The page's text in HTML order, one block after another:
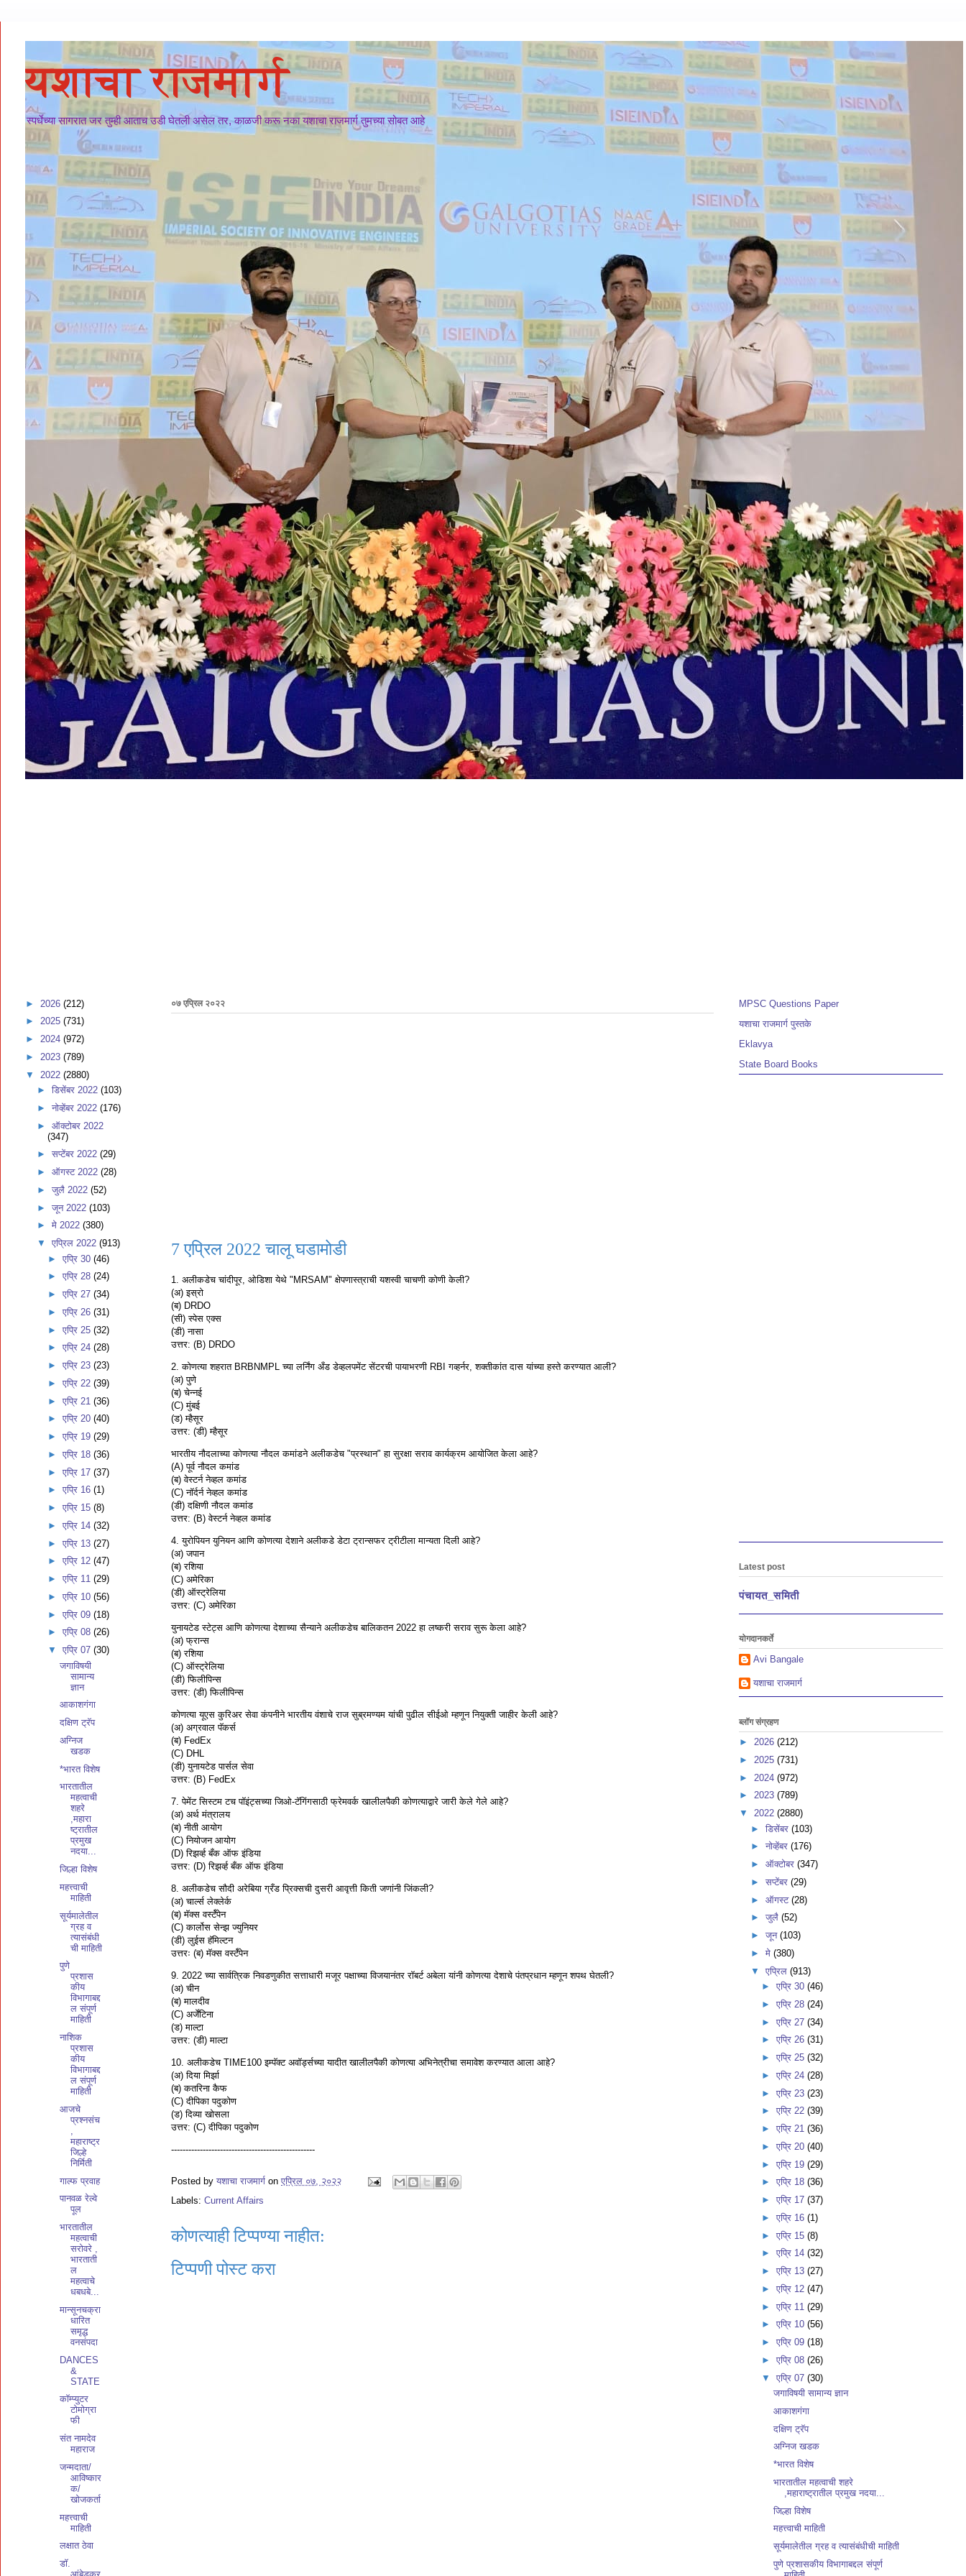
यशाचा राजमार्ग
स्पर्धेच्या सागरात जर तुम्ही आताच उडी घेतली असेल तर, काळजी करू नका यशाचा राजमार्ग तुमच्या सोबत आहे
०७ एप्रिल २०२२
7 एप्रिल 2022 चालू घडामोडी
1. अलीकडेच चांदीपूर, ओडिशा येथे "MRSAM" क्षेपणास्त्राची यशस्वी चाचणी कोणी केली?
(अ) इस्रो
(ब) DRDO
(सी) स्पेस एक्स
(डी) नासा
उत्तर: (B) DRDO
2. कोणत्या शहरात BRBNMPL च्या लर्निंग अँड डेव्हलपमेंट सेंटरची पायाभरणी RBI गव्हर्नर, शक्तीकांत दास यांच्या हस्ते करण्यात आली?
(अ) पुणे
(ब) चेन्नई
(C) मुंबई
(ड) म्हैसूर
उत्तर: (डी) म्हैसूर
भारतीय नौदलाच्या कोणत्या नौदल कमांडने अलीकडेच "प्रस्थान" हा सुरक्षा सराव कार्यक्रम आयोजित केला आहे?
(A) पूर्व नौदल कमांड
(ब) वेस्टर्न नेव्हल कमांड
(C) नॉर्दर्न नेव्हल कमांड
(डी) दक्षिणी नौदल कमांड
उत्तर: (B) वेस्टर्न नेव्हल कमांड
4. युरोपियन युनियन आणि कोणत्या देशाने अलीकडे डेटा ट्रान्सफर ट्रीटीला मान्यता दिली आहे?
(अ) जपान
(ब) रशिया
(C) अमेरिका
(डी) ऑस्ट्रेलिया
उत्तर: (C) अमेरिका
युनायटेड स्टेट्स आणि कोणत्या देशाच्या सैन्याने अलीकडेच बालिकतन 2022 हा लष्करी सराव सुरू केला आहे?
(अ) फ्रान्स
(ब) रशिया
(C) ऑस्ट्रेलिया
(डी) फिलीपिन्स
उत्तर: (डी) फिलीपिन्स
कोणत्या यूएस कुरिअर सेवा कंपनीने भारतीय वंशाचे राज सुब्रमण्यम यांची पुढील सीईओ म्हणून नियुक्ती जाहीर केली आहे?
(अ) अग्रवाल पॅकर्स
(ब) FedEx
(C) DHL
(डी) युनायटेड पार्सल सेवा
उत्तर: (B) FedEx
7. पेमेंट सिस्टम टच पॉइंट्सच्या जिओ-टॅगिंगसाठी फ्रेमवर्क खालीलपैकी कोणत्याद्वारे जारी केले गेले आहे?
(अ) अर्थ मंत्रालय
(ब) नीती आयोग
(C) नियोजन आयोग
(D) रिझर्व्ह बँक ऑफ इंडिया
उत्तर: (D) रिझर्व्ह बँक ऑफ इंडिया
8. अलीकडेच सौदी अरेबिया ग्रँड प्रिक्सची दुसरी आवृत्ती किती जणांनी जिंकली?
(अ) चार्ल्स लेक्लेर्क
(ब) मॅक्स वर्स्टॅपेन
(C) कार्लोस सेन्झ ज्युनियर
(डी) लुईस हॅमिल्टन
उत्तरः (ब) मॅक्स वर्स्टॅपेन
9. 2022 च्या सार्वत्रिक निवडणुकीत सत्ताधारी मजूर पक्षाच्या विजयानंतर रॉबर्ट अबेला यांनी कोणत्या देशाचे पंतप्रधान म्हणून शपथ घेतली?
(अ) चीन
(ब) मालदीव
(C) अर्जेंटिना
(ड) माल्टा
उत्तर: (डी) माल्टा
10. अलीकडेच TIME100 इम्पॅक्ट अवॉर्ड्सच्या यादीत खालीलपैकी कोणत्या अभिनेत्रीचा समावेश करण्यात आला आहे?
(अ) दिया मिर्झा
(ब) कतरिना कैफ
(C) दीपिका पदुकोण
(ड) दिव्या खोसला
उत्तर: (C) दीपिका पदुकोण
--------------------------------------------------
Posted by यशाचा राजमार्ग on एप्रिल ०७, २०२२
Labels: Current Affairs
कोणत्याही टिप्पण्‍या नाहीत:
टिप्पणी पोस्ट करा
► 2026 (212)
► 2025 (731)
► 2024 (972)
► 2023 (789)
▼ 2022 (2880)
► डिसेंबर 2022 (103)
► नोव्हेंबर 2022 (176)
► ऑक्टोबर 2022
(347)
► सप्टेंबर 2022 (29)
► ऑगस्ट 2022 (28)
► जुलै 2022 (52)
► जून 2022 (103)
► मे 2022 (380)
▼ एप्रिल 2022 (913)
►एप्रि 30(46)
►एप्रि 28(24)
►एप्रि 27(34)
►एप्रि 26(31)
►एप्रि 25(32)
►एप्रि 24(28)
►एप्रि 23(23)
►एप्रि 22(39)
►एप्रि 21(36)
►एप्रि 20(40)
►एप्रि 19(29)
►एप्रि 18(36)
►एप्रि 17(37)
►एप्रि 16(1)
►एप्रि 15(8)
►एप्रि 14(32)
►एप्रि 13(27)
►एप्रि 12(47)
►एप्रि 11(29)
►एप्रि 10(56)
►एप्रि 09(18)
►एप्रि 08(26)
▼एप्रि 07(30)
जगाविषयी
सामान्य
ज्ञान
आकाशगंगा
दक्षिण ट्रॅप
अग्निज
खडक
*भारत विशेष
भारतातील
महत्वाची
शहरे
,महारा
ष्ट्रातील
प्रमुख
नदया...
जिल्हा विशेष
महत्त्वाची
माहिती
सूर्यमालेतील
ग्रह व
त्यासंबंधी
ची माहिती
पुणे
प्रशास
कीय
विभागाबद्द
ल संपूर्ण
माहिती
नाशिक
प्रशास
कीय
विभागाबद्द
ल संपूर्ण
माहिती
आजचे
प्रश्नसंच
महाराष्ट्र
जिल्हे
निर्मिती
गाल्फ प्रवाह
पानवळ रेल्वे
पूल
भारतातील
महत्वाची
सरोवरे ,
भारताती
ल
महत्वाचे
धबधबे...
मान्सूनचक्रा
धारित
समृद्ध
वनसंपदा
DANCES
&
STATE
कॉम्प्युटर
टोमोग्रा
फी
संत नामदेव
महाराज
जन्मदाता/
आविष्कार
क/
खोजकर्ता
महत्त्वाची
माहिती
लक्षात ठेवा
डाॅ.
MPSC Questions Paper
यशाचा राजमार्ग पुस्तके
Eklavya
State Board Books
Latest post
पंचायत_समिती
योगदानकर्ते
Avi Bangale
यशाचा राजमार्ग
ब्लॉग संग्रहण
► 2026 (212)
► 2025 (731)
► 2024 (972)
► 2023 (789)
▼ 2022 (2880)
► डिसेंबर (103)
► नोव्हेंबर (176)
► ऑक्टोबर (347)
► सप्टेंबर (29)
► ऑगस्ट (28)
► जुलै (52)
► जून (103)
► मे (380)
▼ एप्रिल (913)
►एप्रि 30(46)
►एप्रि 28(24)
►एप्रि 27(34)
►एप्रि 26(31)
►एप्रि 25(32)
►एप्रि 24(28)
►एप्रि 23(23)
►एप्रि 22(39)
►एप्रि 21(36)
►एप्रि 20(40)
►एप्रि 19(29)
►एप्रि 18(36)
►एप्रि 17(37)
►एप्रि 16(1)
►एप्रि 15(8)
►एप्रि 14(32)
►एप्रि 13(27)
►एप्रि 12(47)
►एप्रि 11(29)
►एप्रि 10(56)
►एप्रि 09(18)
►एप्रि 08(26)
▼एप्रि 07(30)
जगाविषयी सामान्य ज्ञान
आकाशगंगा
दक्षिण ट्रॅप
अग्निज खडक
*भारत विशेष
भारतातील महत्वाची शहरे
,महाराष्ट्रातील प्रमुख नदया...
जिल्हा विशेष
महत्त्वाची माहिती
सूर्यमालेतील ग्रह व त्यासंबंधीची माहिती
पुणे प्रशासकीय विभागाबद्दल संपूर्ण